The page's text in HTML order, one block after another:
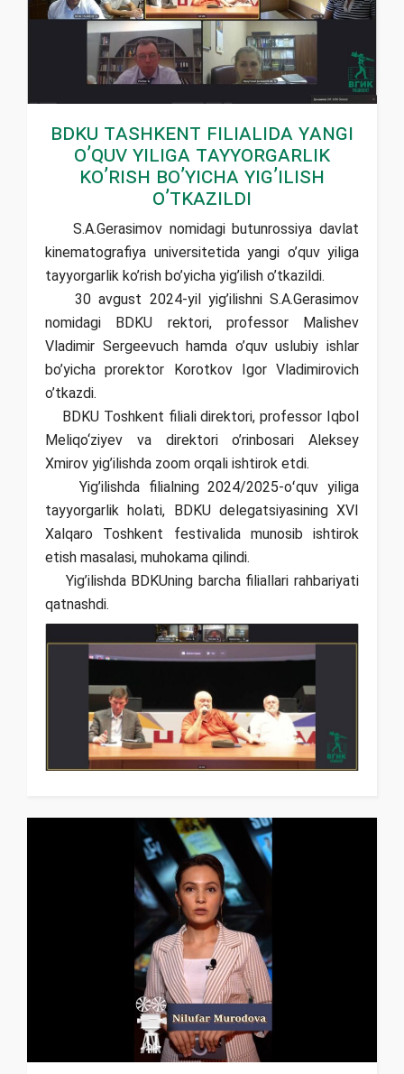
BDKU TAshkent filialida yangi
o’quv yiliga tayyorgarlik
ko’rish bo’yicha yig’ilish
o’tkazildi
S.A.Gerasimov nomidagi butunrossiya davlat
kinematografiya universitetida yangi o’quv yiliga
tayyorgarlik ko’rish bo’yicha yig’ilish o’tkazildi.
30 avgust 2024-yil yig’ilishni S.A.Gerasimov
nomidagi BDKU rektori, professor Malishev
Vladimir Sergeevuch hamda o’quv uslubiy ishlar
bo’yicha prorektor Korotkov Igor Vladimirovich
o’tkazdi.
BDKU Toshkent filiali direktori, professor Iqbol
Meliqo‘ziyev va direktori o’rinbosari Aleksey
Xmirov yig’ilishda zoom orqali ishtirok etdi.
Yig’ilishda filialning 2024/2025-oʻquv yiliga
tayyorgarlik holati, BDKU delegatsiyasining XVI
Xalqaro Toshkent festivalida munosib ishtirok
etish masalasi, muhokama qilindi.
Yig’ilishda BDKUning barcha filiallari rahbariyati
qatnashdi.